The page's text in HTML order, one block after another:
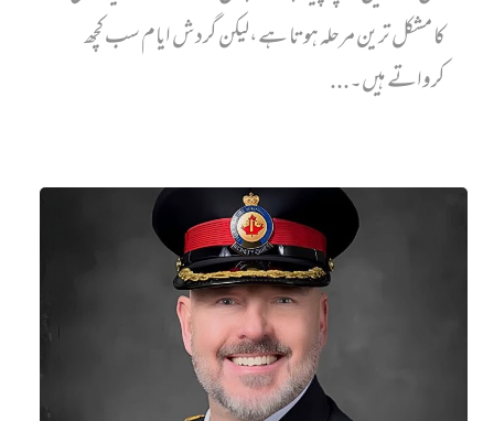
کا مشکل ترین مرحلہ ہوتا ہے،لیکن گردش ایام سب کچھ
کرواتے ہیں۔...